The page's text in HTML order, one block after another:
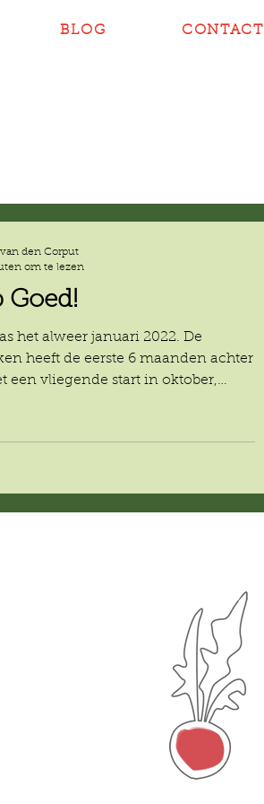
BLOG CONTACT
Goed!
het alweer januari 2022. De
heeft de eerste 6 maanden achter
een vliegende start in oktober,
den Corput
om te lezen